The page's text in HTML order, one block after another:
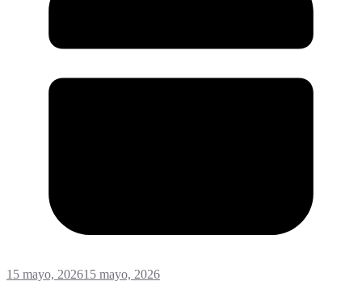
15 mayo, 202615 mayo, 2026